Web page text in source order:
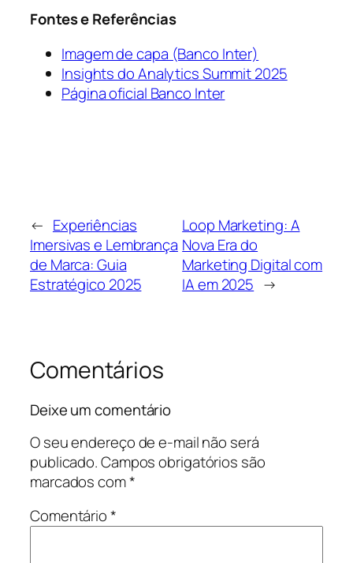
Fontes e Referências
Imagem de capa (Banco Inter)
Insights do Analytics Summit 2025
Página oficial Banco Inter
← Experiências
Imersivas e Lembrança
de Marca: Guia
Estratégico 2025
Loop Marketing: A
Nova Era do
Marketing Digital com
IA em 2025 →
Comentários
Deixe um comentário
O seu endereço de e-mail não será
publicado.Campos obrigatórios são
marcados com*
Comentário*